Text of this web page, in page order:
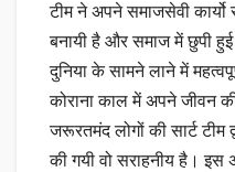
टीम ने अपने समाजसेवी
बनायी है और समाज में छुपी
दुनिया के सामने लाने में
कोराना काल में अपने जीवन
जरूरतमंद लोगों की सार्ट टीम
की गयी वो सराहनीय है।